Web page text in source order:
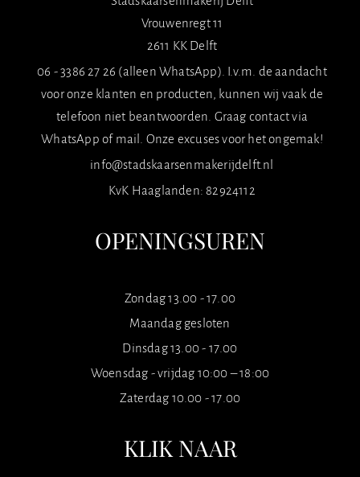
Vrouwenregt 11
2611 KK Delft
06 - 3386 27 26 (alleen WhatsApp). I.v.m. de aandacht
voor onze klanten en producten, kunnen wij vaak de
telefoon niet beantwoorden. Graag contact via
WhatsApp of mail. Onze excuses voor het ongemak!
info@stadskaarsenmakerijdelft.nl
KvK Haaglanden: 82924112
OPENINGSUREN
Zondag 13.00 - 17.00
Maandag gesloten
Dinsdag 13.00 - 17.00
Woensdag - vrijdag 10:00 – 18:00
Zaterdag 10.00 - 17.00
KLIK NAAR